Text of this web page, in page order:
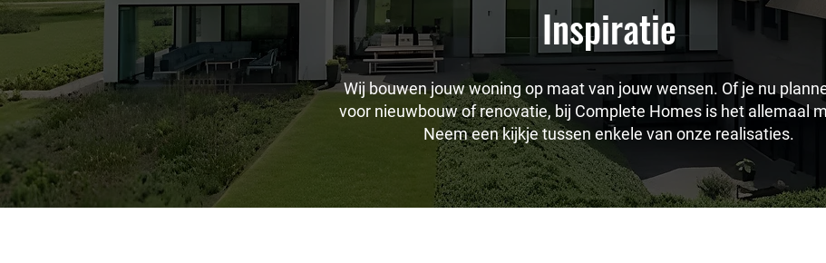
Inspiratie
Wij bouwen jouw woning op maat van jouw wensen. Of je nu
voor nieuwbouw of renovatie, bij Complete Homes is het allemaal
Neem een kijkje tussen enkele van onze realisaties.